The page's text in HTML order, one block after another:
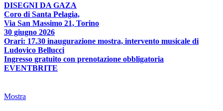
DISEGNI DA GAZA
Coro di Santa Pelagia,
Via San Massimo 21, Torino
30 giugno 2026
Orari: 17.30 inaugurazione mostra, intervento musicale di
Ludovico Bellucci
Ingresso gratuito con prenotazione obbligatoria
EVENTBRITE
Mostra